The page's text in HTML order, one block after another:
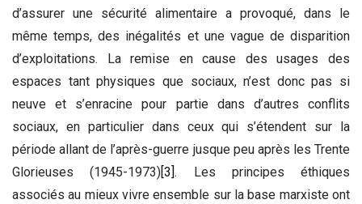
d’assurer une sécurité alimentaire a provoqué, dans le
même temps, des inégalités et une vague de disparition
d’exploitations. La remise en cause des usages des
espaces tant physiques que sociaux, n’est donc pas si
neuve et s’enracine pour partie dans d’autres conflits
sociaux, en particulier dans ceux qui s’étendent sur la
période allant de l’après-guerre jusque peu après les Trente
Glorieuses (1945-1973) [3]. Les principes éthiques
associés au mieux vivre ensemble sur la base marxiste ont